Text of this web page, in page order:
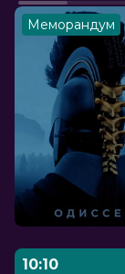
Меморандум
10:10